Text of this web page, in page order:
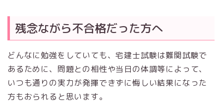
残念ながら不合格だった方へ
どんなに勉強をしていても、宅建士試験は難関試験で
あるために、問題との相性や当日の体調等によって、
いつも通りの実力が発揮できずに悔しい結果になった
方もおられると思います。